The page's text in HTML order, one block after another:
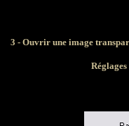
3 - Ouvrir une image